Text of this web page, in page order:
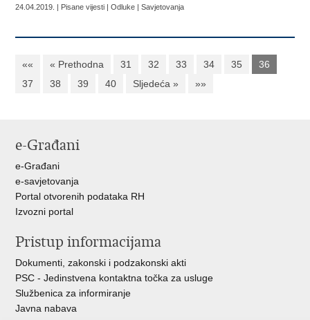
24.04.2019. | Pisane vijesti | Odluke | Savjetovanja
«« « Prethodna 31 32 33 34 35
36
37
38 39 40 Sljedeća » »»
e-Građani
e-Građani
e-savjetovanja
Portal otvorenih podataka RH
Izvozni portal
Pristup informacijama
Dokumenti, zakonski i podzakonski akti
PSC - Jedinstvena kontaktna točka za usluge
Službenica za informiranje
Javna nabava